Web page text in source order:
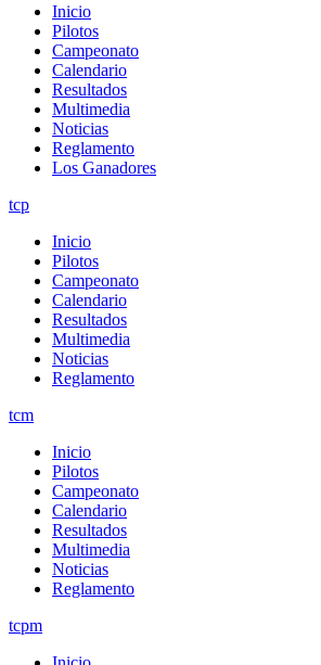
Inicio
Pilotos
Campeonato
Calendario
Resultados
Multimedia
Noticias
Reglamento
Los Ganadores
tcp
Inicio
Pilotos
Campeonato
Calendario
Resultados
Multimedia
Noticias
Reglamento
tcm
Inicio
Pilotos
Campeonato
Calendario
Resultados
Multimedia
Noticias
Reglamento
tcpm